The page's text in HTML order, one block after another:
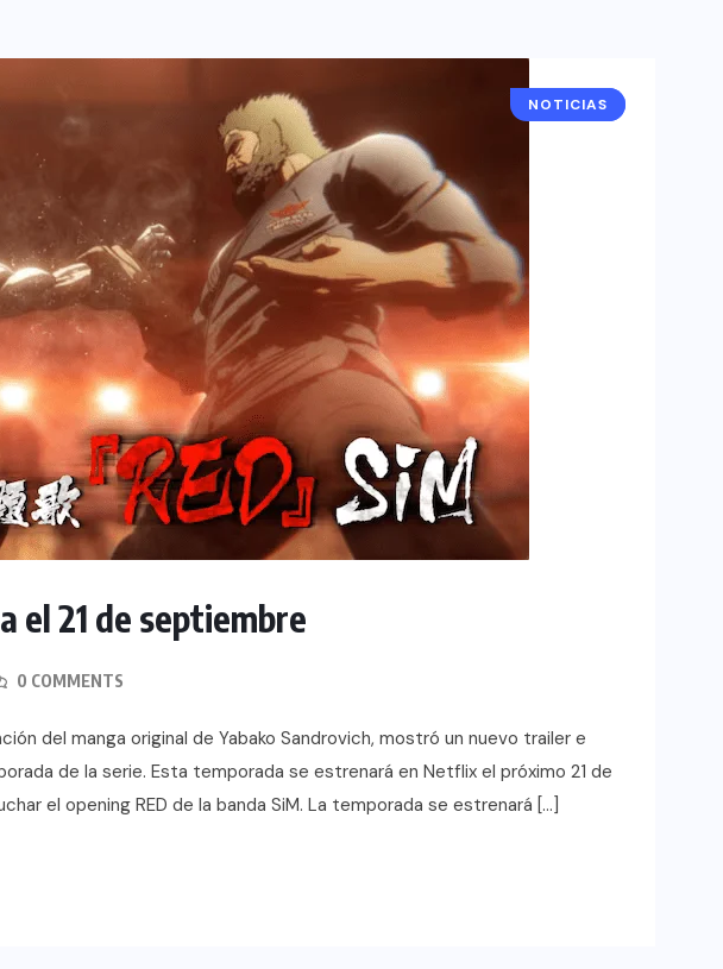
ANIME
NOTICIAS
el 21 de septiembre
0 COMMENTS
del manga original de Yabako Sandrovich, mostró un nuevo trailer e
de la serie. Esta temporada se estrenará en Netflix el próximo 21 de
el opening RED de la banda SiM. La temporada se estrenará […]